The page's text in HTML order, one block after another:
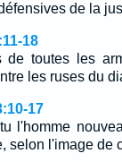
de la
18
de toutes les
les ruses du
17
l'homme
selon l'image de